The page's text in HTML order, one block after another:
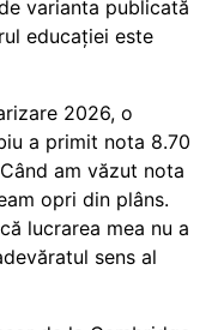
varianta publicată
educației este
2026, o
a primit nota 8.70
am văzut nota
opri din plâns.
lucrarea mea nu a
sens al